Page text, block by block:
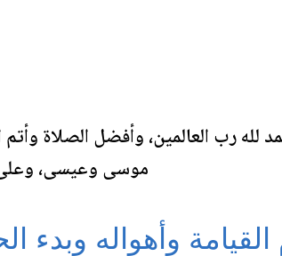
لله رب العالمين، وأفضل الصلاة
موسى وعيسى، وعلى
القيامة وأهواله وبدء